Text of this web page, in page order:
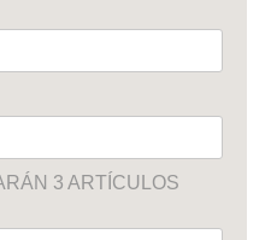
3 ARTÍCULOS